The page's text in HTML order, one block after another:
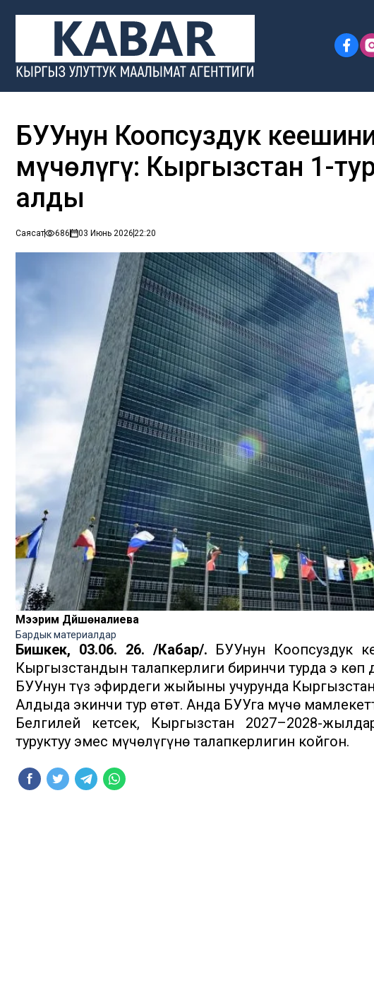
БУУнун Коопсуздук
мүчөлүгү: Кыргызстан 1-
алды
Саясат 686 03 Июнь 202622:20
Мээрим Дүйшөналиева
Бардык материалдар
Бишкек, 03.06. 26. /Кабар/. БУУнун Коопсуздук
Кыргызстандын талапкерлиги биринчи турда эң көп
БУУнун түз эфирдеги жыйыны учурунда
Алдыда экинчи тур өтөт. Анда БУУга мүчө
Белгилей кетсек, Кыргызстан 2027–2028-
туруктуу эмес мүчөлүгүнө талапкерлигин койгон.